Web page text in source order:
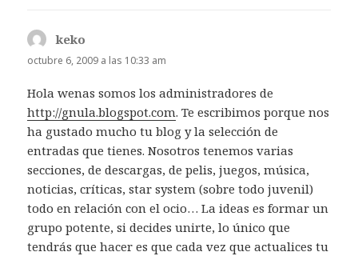
keko
octubre 6, 2009 a las 10:33 am
Hola wenas somos los administradores de
http://gnula.blogspot.com. Te escribimos porque nos
ha gustado mucho tu blog y la selección de
entradas que tienes. Nosotros tenemos varias
secciones, de descargas, de pelis, juegos, música,
noticias, críticas, star system (sobre todo juvenil)
todo en relación con el ocio… La ideas es formar un
grupo potente, si decides unirte, lo único que
tendrás que hacer es que cada vez que actualices tu